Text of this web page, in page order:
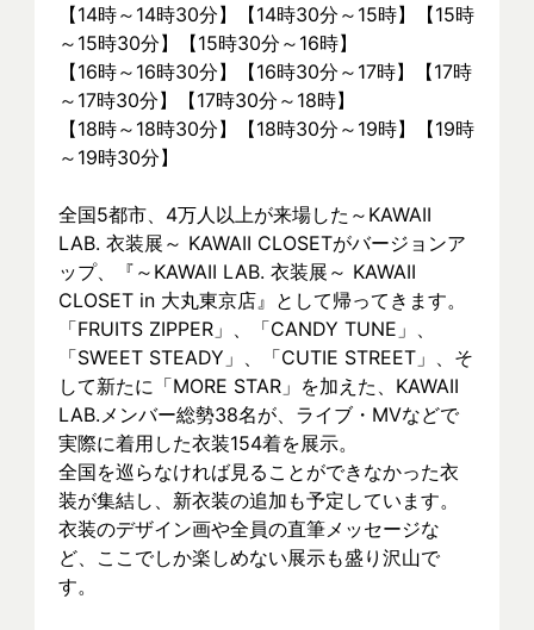
【14時～14時30分】【14時30分～15時】【15時
～15時30分】【15時30分～16時】
【16時～16時30分】【16時30分～17時】【17時
～17時30分】【17時30分～18時】
【18時～18時30分】【18時30分～19時】【19時
～19時30分】
全国5都市、4万⼈以上が来場した～KAWAII
LAB. 衣装展～ KAWAII CLOSETがバージョンア
ップ、『～KAWAII LAB. 衣装展～ KAWAII
CLOSET in 大丸東京店』として帰ってきます。
「FRUITS ZIPPER」、「CANDY TUNE」、
「SWEET STEADY」、「CUTIE STREET」、そ
して新たに「MORE STAR」を加えた、KAWAII
LAB.メンバー総勢38名が、ライブ・MVなどで
実際に着⽤した衣装154着を展示。
全国を巡らなければ見ることができなかった衣
装が集結し、新⾐装の追加も予定しています。
衣装のデザイン画や全員の直筆メッセージな
ど、ここでしか楽しめない展示も盛り沢山で
す。